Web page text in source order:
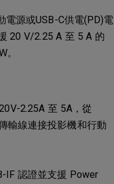
電源或USB-C供電(PD)電
20 V/2.25 A 至 5 A 的
2.25A 至 5A，從
輸線連接投影機和行動
IF 認證並支援 Power